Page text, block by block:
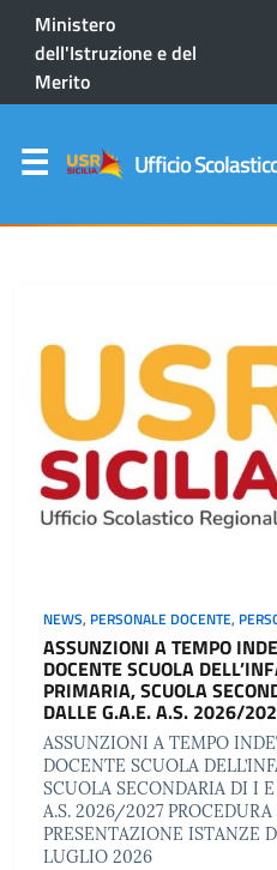
Ministero
dell'Istruzione e del
Merito
Ufficio
NEWS, PERSONALE DOCENTE,
ASSUNZIONI A TEMPO
DOCENTE SCUOLA
PRIMARIA, SCUOLA
DALLE G.A.E. A.S. 2026/
ASSUNZIONI A TEMPO
DOCENTE SCUOLA
SCUOLA SECONDARIA DI I
A.S. 2026/2027
PRESENTAZIONE ISTANZE
LUGLIO 2026